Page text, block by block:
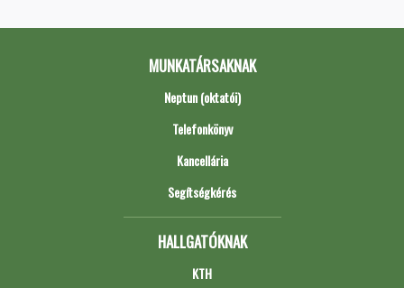
MUNKATÁRSAKNAK
Neptun (oktatói)
Telefonkönyv
Kancellária
Segítségkérés
HALLGATÓKNAK
KTH